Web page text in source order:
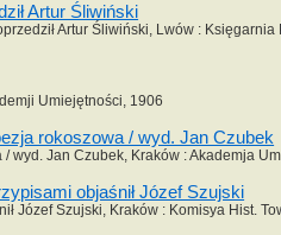
Artur Śliwiński
Artur Śliwiński, Lwów :
Umiejętności, 1906
rokoszowa / wyd. Jan Czubek
wyd. Jan Czubek, Kraków : Akademja
objaśnił Józef Szujski
Józef Szujski, Kraków : Komisya Hist.